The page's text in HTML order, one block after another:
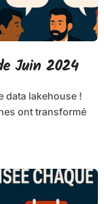
Juin 2024
ont transformé